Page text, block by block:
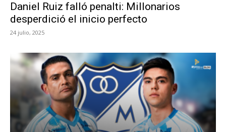
Daniel Ruiz falló penalti: Millonarios
desperdició el inicio perfecto
24 julio, 2025